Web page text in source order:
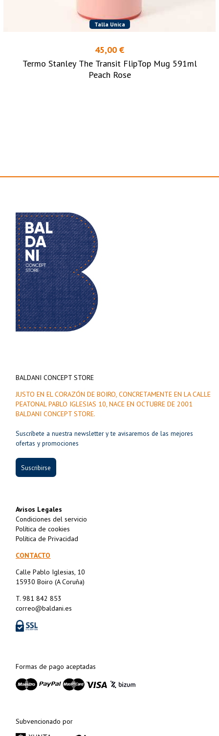
Talla Unica
45,00 €
Termo Stanley The Transit FlipTop Mug 591ml
Peach Rose
BALDANI CONCEPT STORE
JUSTO EN EL CORAZÓN DE BOIRO, CONCRETAMENTE EN LA CALLE
PEATONAL PABLO IGLESIAS 10, NACE EN OCTUBRE DE 2001
BALDANI CONCEPT STORE.
Suscríbete a nuestra newsletter y te avisaremos de las mejores
ofertas y promociones
Suscribirse
Avisos Legales
Condiciones del servicio
Política de cookies
Política de Privacidad
CONTACTO
Calle Pablo Iglesias, 10
15930 Boiro (A Coruña)
T. 981 842 853
correo@baldani.es
Formas de pago aceptadas
Subvencionado por